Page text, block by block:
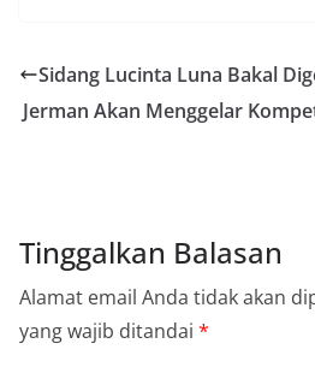
Sidang Lucinta Luna Bakal
Jerman Akan Menggelar
Tinggalkan Balasan
Alamat email Anda tidak akan
yang wajib ditandai *